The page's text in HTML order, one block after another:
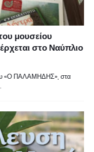
μουσείου
στο Ναύπλιο
«Ο ΠΑΛΑΜΗΔΗΣ», στα